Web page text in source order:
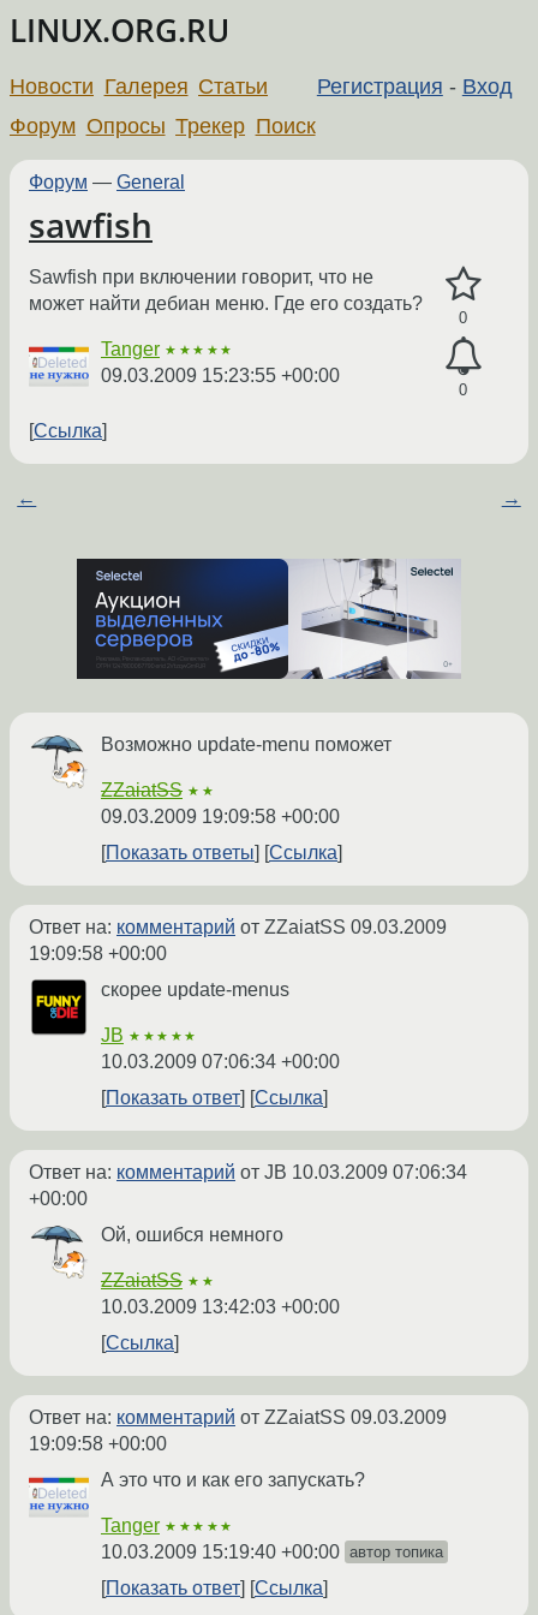
LINUX.ORG.RU
Регистрация - Вход
Новости Галерея Статьи
Форум Опросы Трекер Поиск
Форум — General
sawfish
0
0
Sawfish при включении говорит, что не
может найти дебиан меню. Где его создать?
Tanger ★★★★★
09.03.2009 15:23:55 +00:00
Ссылка
← →
Возможно update-menu поможет
ZZaiatSS ★★
09.03.2009 19:09:58 +00:00
Показать ответы
Ссылка
Ответ на: комментарий от ZZaiatSS 09.03.2009
19:09:58 +00:00
скорее update-menus
JB ★★★★★
10.03.2009 07:06:34 +00:00
Показать ответ
Ссылка
Ответ на: комментарий от JB 10.03.2009 07:06:34
+00:00
Ой, ошибся немного
ZZaiatSS ★★
10.03.2009 13:42:03 +00:00
Ссылка
Ответ на: комментарий от ZZaiatSS 09.03.2009
19:09:58 +00:00
А это что и как его запускать?
Tanger ★★★★★
10.03.2009 15:19:40 +00:00 автор топика
Показать ответ Ссылка